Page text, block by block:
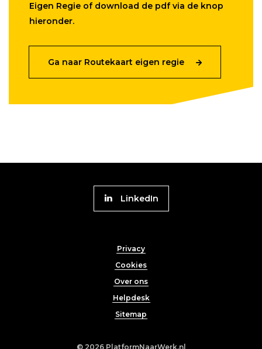
Eigen Regie of download de pdf via de knop
hieronder.
Ga naar Routekaart eigen regie
© 2026 PlatformNaarWerk.nl
Footer
menu
Privacy
Cookies
Over ons
Helpdesk
Sitemap
Volg
Platform
Werk
LinkedIn